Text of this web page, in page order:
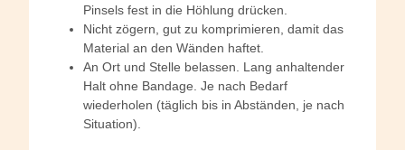
Pinsels fest in die Höhlung drücken.
Nicht zögern, gut zu komprimieren, damit das
Material an den Wänden haftet.
An Ort und Stelle belassen. Lang anhaltender
Halt ohne Bandage. Je nach Bedarf
wiederholen (täglich bis in Abständen, je nach
Situation).